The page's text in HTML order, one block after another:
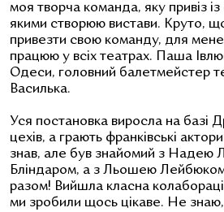
моя творча команда, яку привіз
якими створюю вистави. Круто,
привезти свою команду, для мене
працюю у всіх театрах. Паша
Одеси, головний балетмейстер
Василька.
Уся постановка виросла на базі
цехів, а грають франківські
знав, але був знайомий з Надею
Бліндаром, а з Льошею Лейбюком
разом! Вийшла класна
ми зробили щось цікаве. Не знаю,